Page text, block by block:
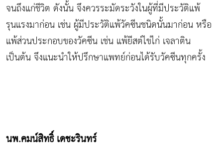
จนถึงแก่ชีวิต ดังนั้น จึงควรระมัดระวังในผู้ที่มีประวัติแพ้
รุนแรงมาก่อน เช่น ผู้มีประวัติแพ้วัคซีนชนิดนั้นมาก่อน หรือ
แพ้ส่วนประกอบของวัคซีน เช่น แพ้ยีสต์ไข่ไก่ เจลาติน
เป็นต้น จึงแนะนำให้ปรึกษาแพทย์ก่อนได้รับวัคซีนทุกครั้ง
นพ.คมน์สิทธิ์ เดชะรินทร์